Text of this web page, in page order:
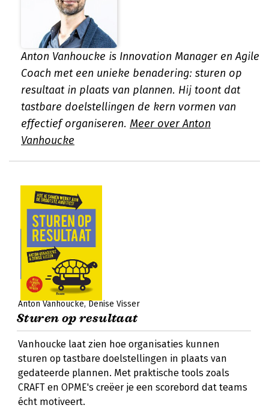
Anton Vanhoucke is Innovation Manager en Agile
Coach met een unieke benadering: sturen op
resultaat in plaats van plannen. Hij toont dat
tastbare doelstellingen de kern vormen van
effectief organiseren. Meer over Anton
Vanhoucke
Anton Vanhoucke Denise Visser
Sturen op resultaat
Vanhoucke laat zien hoe organisaties kunnen
sturen op tastbare doelstellingen in plaats van
gedateerde plannen. Met praktische tools zoals
CRAFT en OPME's creëer je een scorebord dat teams
écht motiveert.